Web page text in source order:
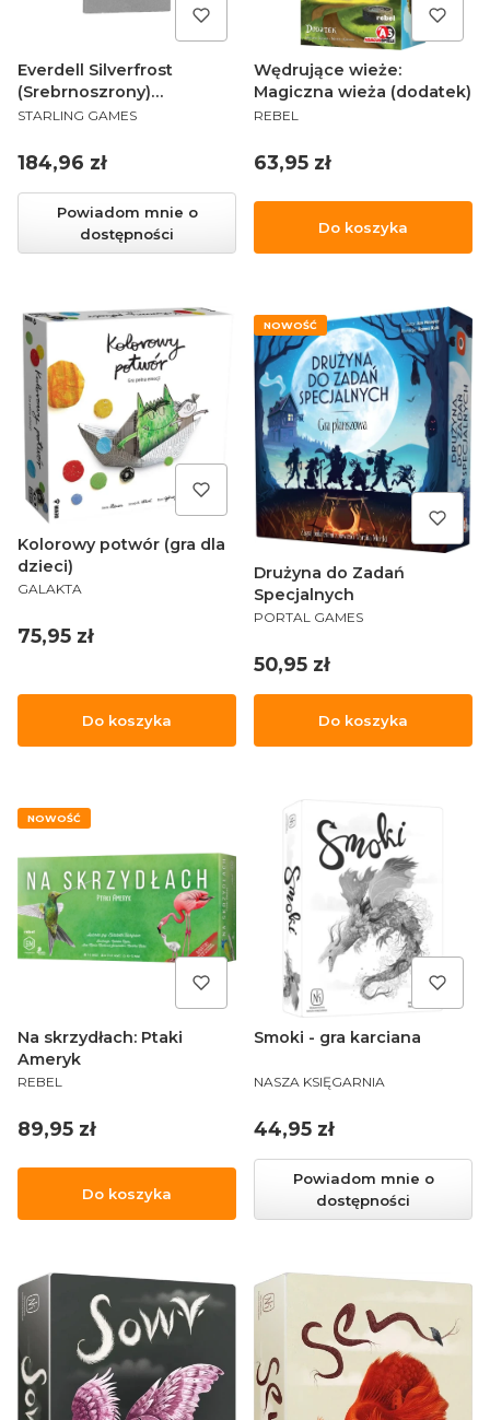
Everdell Silverfrost
(Srebrnoszrony)
Essentials Edition
PRODUCENT
STARLING GAMES
Cena
184,96 zł
Powiadom mnie o
dostępności
Wędrujące wieże:
Magiczna wieża (dodatek)
PRODUCENT
REBEL
Cena
63,95 zł
Do koszyka
Kolorowy potwór (gra dla
dzieci)
PRODUCENT
GALAKTA
Cena
75,95 zł
Do koszyka
NOWOŚĆ
Drużyna do Zadań
Specjalnych
PRODUCENT
PORTAL GAMES
Cena
50,95 zł
Do koszyka
NOWOŚĆ
Na skrzydłach: Ptaki
Ameryk
PRODUCENT
REBEL
Cena
89,95 zł
Do koszyka
Smoki - gra karciana
PRODUCENT
NASZA KSIĘGARNIA
Cena
44,95 zł
Powiadom mnie o
dostępności